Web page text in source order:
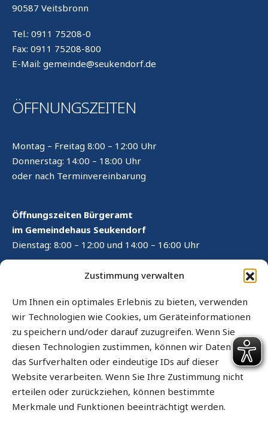
Zustimmung verwalten
Um Ihnen ein optimales Erlebnis zu bieten, verwenden
wir Technologien wie Cookies, um Geräteinformationen
zu speichern und/oder darauf zuzugreifen. Wenn Sie
diesen Technologien zustimmen, können wir Daten wie
das Surfverhalten oder eindeutige IDs auf dieser
Website verarbeiten. Wenn Sie Ihre Zustimmung nicht
erteilen oder zurückziehen, können bestimmte
Merkmale und Funktionen beeinträchtigt werden.
90587 Veitsbronn
Tel.: 0911 75208-0
Fax: 0911 75208-800
E-Mail: gemeinde@seukendorf.de
ÖFFNUNGSZEITEN
Montag – Freitag 8:00 – 12:00 Uhr
Donnerstag: 14:00 – 18:00 Uhr
oder nach Terminvereinbarung
Öffnungszeiten Bürgeramt
im Gemeindehaus Seukendorf
Dienstag: 8:00 – 12:00 und 14:00 – 16:00 Uhr
RECHTLICHES
Kontaktformular
Impressum
Datenschutz
Cookie-Richtlinie (EU)
Sitemap
Barrierefrei